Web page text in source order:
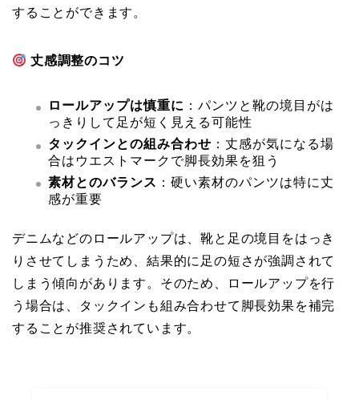
することができます。
丈感調整のコツ
ロールアップは慎重に ：パンツと靴の境目がは
っきりして足が短く見える可能性
タックインとの組み合わせ ：丈感が気になる場
合はウエストマークで脚長効果を狙う
素材とのバランス ：硬い素材のパンツは特に丈
感が重要
デニムなどのロールアップは、靴と足の境目をはっき
りさせてしまうため、結果的に足の短さが強調されて
しまう傾向があります。そのため、ロールアップを行
う場合は、タックインも組み合わせて脚長効果を補完
することが推奨されています。